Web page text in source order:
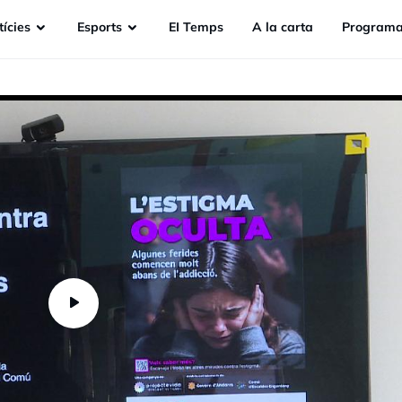
Esports EI Temps A la carta